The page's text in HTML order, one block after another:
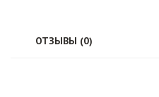
ОТЗЫВЫ (0)